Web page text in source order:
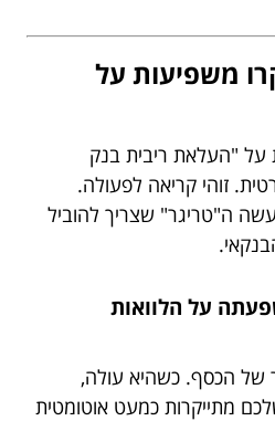
משפיעות על
על "העלאת ריבית בנק
זוהי קריאה לפעולה.
ה"טריגר" שצריך להוביל
על הלוואות
של הכסף. כשהיא עולה,
מתייקרות כמעט אוטומטית